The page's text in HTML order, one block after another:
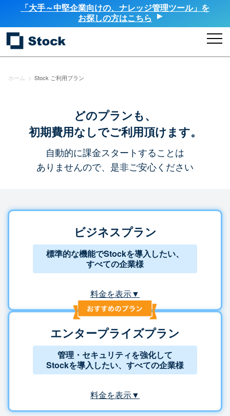
「大手～中堅企業向けの、ナレッジ管理ツール」を
お探しの方はこちら
ホーム > Stock ご利用プラン
どのプランも、
初期費用なしでご利用頂けます。
自動的に課金スタートすることは
ありませんので、是非ご安心ください
ビジネスプラン
標準的な機能でStockを導入したい、
すべての企業様
料金を表示▼
エンタープライズプラン
管理・セキュリティを強化して
Stockを導入したい、すべての企業様
料金を表示▼